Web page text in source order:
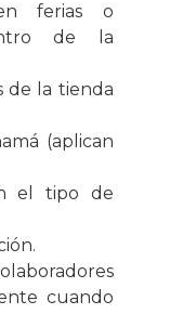
en ferias o
de la
de la tienda
(aplican
el tipo de
cuando